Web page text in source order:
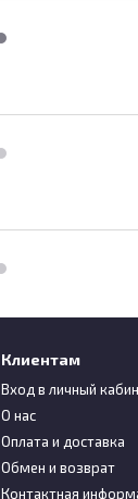
Клиентам
Вход в личный
О нас
Оплата и доставка
Обмен и возврат
Контактная